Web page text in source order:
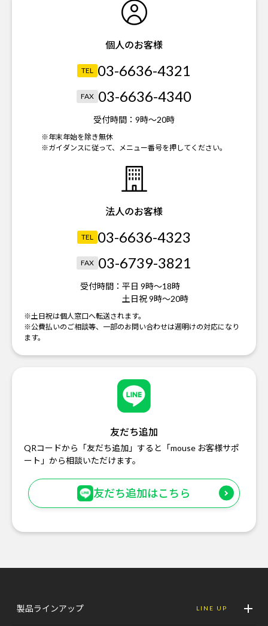
個人のお客様
TEL 03-6636-4321
FAX 03-6636-4340
受付時間： 9時～20時
※年末年始を除き無休
※ガイダンスに従って、メニュー番号を押してください。
法人のお客様
TEL 03-6636-4323
FAX 03-6739-3821
受付時間： 平日 9時～18時
土日祝 9時～20時
※土日祝は個人窓口へ転送されます。
※公費払いのご相談等、一部のお問い合わせは週明けの対応になり
ます。
友だち追加
QRコードから「友だち追加」すると「mouse お客様サポ
ート」から相談いただけます。
友だち追加はこちら
製品ラインアップ LINE UP